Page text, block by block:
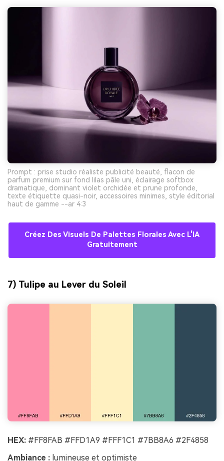
Prompt : prise studio réaliste publicité beauté, flacon de
parfum premium sur fond lilas pâle uni, éclairage softbox
dramatique, dominant violet orchidée et prune profonde,
texte étiquette quasi-noir, accessoires minimes, style éditorial
haut de gamme --ar 4:3
Créez Des Visuels De Palettes Florales Avec L'IA
Gratuitement
7) Tulipe au Lever du Soleil
HEX: #FF8FAB #FFD1A9 #FFF1C1 #7BB8A6 #2F4858
Ambiance : lumineuse et optimiste